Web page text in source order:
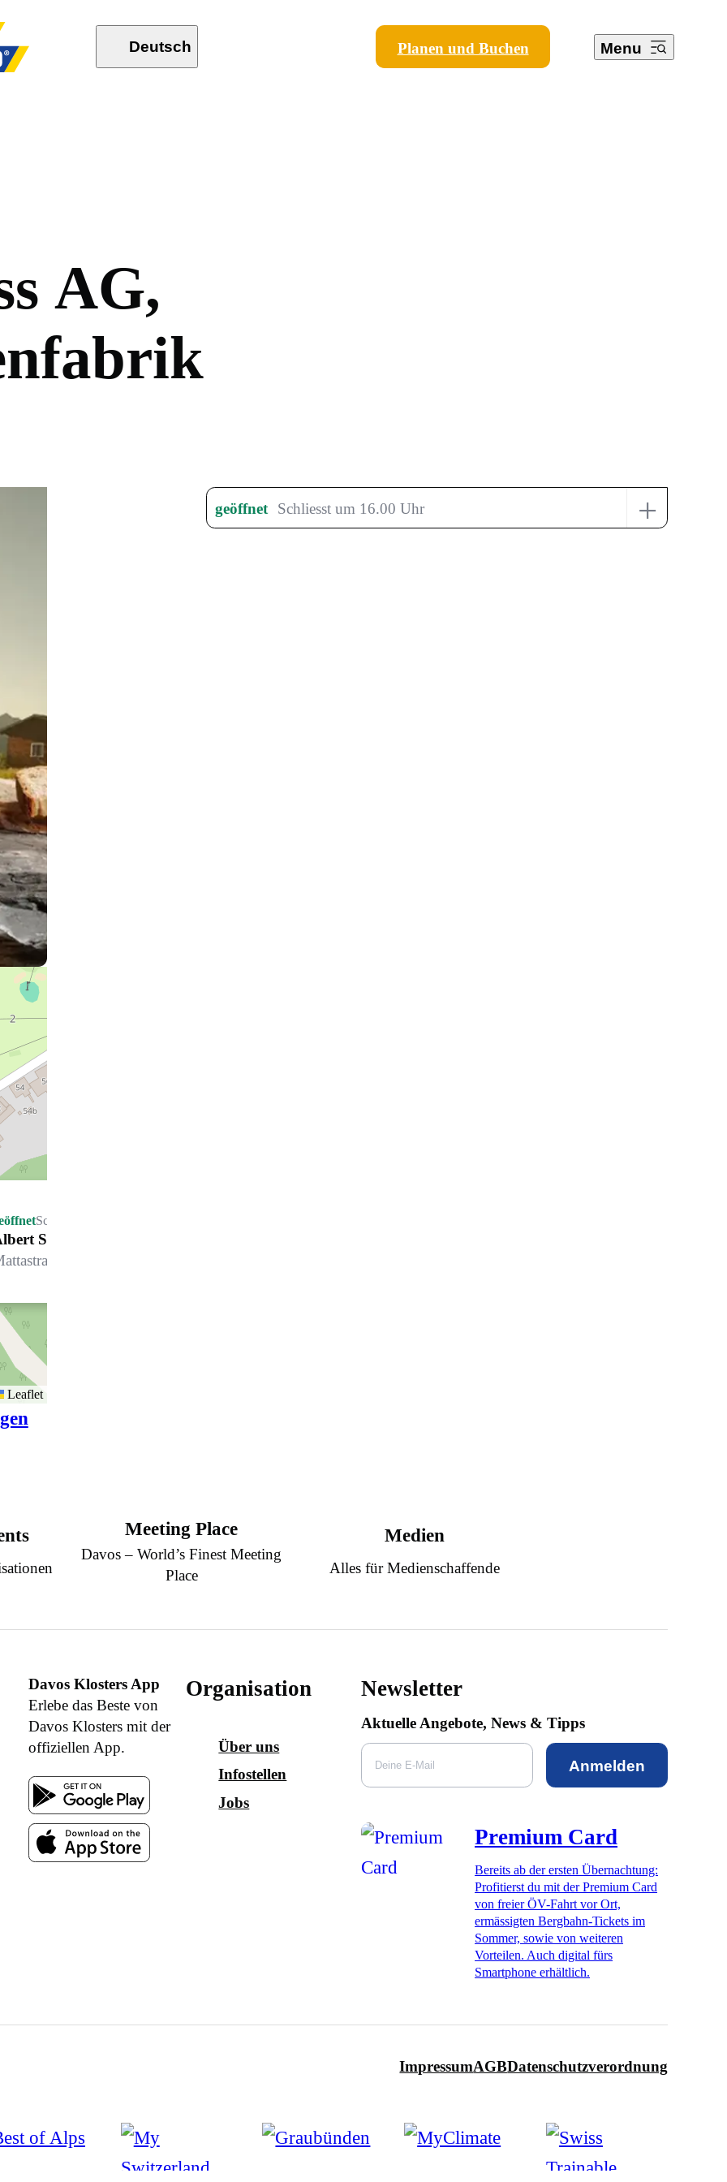
Deutsch Planen und Buchen Menu
s AG,
nfabrik
Schliesst um 16.00 Uhr
Spiess AG, Fleischwarenfabrik
46, 7270 Davos Platz
Leaflet
geöffnet Schliesst um 16.00 Uhr +
Meeting Place
Davos – World’s Finest Meeting
Place
Medien
Alles für Medienschaffende
Davos Klosters App
Erlebe das Beste von
Davos Klosters mit der
offiziellen App.
Organisation
Über uns
Infostellen
Jobs
Newsletter
Aktuelle Angebote, News & Tipps
Anmelden
Premium Card
Bereits ab der ersten Übernachtung:
Profitierst du mit der Premium Card
von freier ÖV-Fahrt vor Ort,
ermässigten Bergbahn-Tickets im
Sommer, sowie von weiteren
Vorteilen. Auch digital fürs
Smartphone erhältlich.
ImpressumAGBDatenschutzverordnung